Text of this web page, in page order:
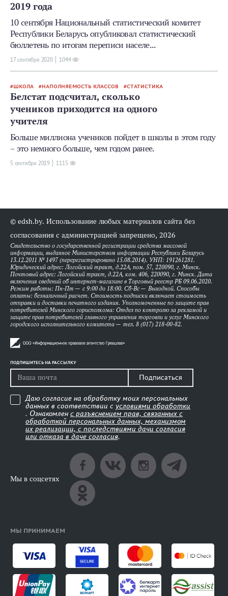
2019 года
10 сентября Национальный статистический комитет
Республики Беларусь опубликовал статистический
бюллетень по итогам переписи населе...
17 сентября 2020 1044
ШКОЛА НАПОЛНЯЕМОСТЬ КЛАССОВ СТАТИСТИКА
Белстат подсчитал, сколько
учеников приходится на одного
учителя
Больше миллиона учеников пойдет в школы в этом году
– это немного больше, чем годом ранее.
5 сентября 2019 1115
© edsh.by. Использование любых материалов сайта без
согласования с администрацией запрещено, 2026
Свидетельство о государственной регистрации средства массовой
информации, выданное Министерством информации Республики Беларусь
13.12.2011 № 1497 (перерегистрировано 15.08.2014). УНП: 191261281.
Юридический адрес: Логойский тракт, д.22А, пом. 57, 220090, г. Минск.
Почтовый адрес: Логойский тракт, д.22А, ком. 406, 220090, г. Минск. Дата
включения сведений об интернет-магазине в Торговый реестр РБ 09.06.2020.
Режим работы: Пн-Пт — с 9:00 до 18:00. Сб-Вс — Выходной. Способы
оплаты: безналичный расчет. Стоимость подписки включает стоимость
отправки и доставки печатного издания. Уполномоченные по защите прав
потребителей Минского горисполкома: Отдел по контролю за рекламой и
защите прав потребителей главного управления торговли и услуг Минского
городского исполнительного комитета — тел. 8 (017) 218-00-82.
ПОДПИШИТЕСЬ НА РАССЫЛКУ
Подписаться
Даю согласие на обработку моих персональных
данных в соответствии с условиями обработки
. Ознакомлен с разъяснением прав, связанных с
обработкой персональных данных, механизмом
их реализации, с последствиями дачи согласия
или отказа в даче согласия.
Мы в соцсетях
МЫ ПРИНИМАЕМ